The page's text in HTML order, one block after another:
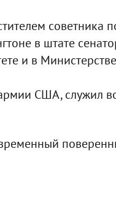
советника
в штате
и в
США, служил